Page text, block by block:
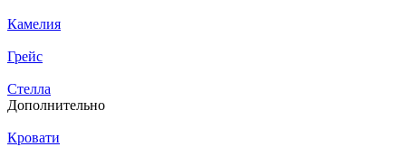
Камелия
Грейс
Стелла
Дополнительно
Кровати